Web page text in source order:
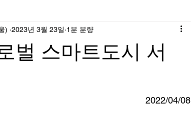
벌 스마트도시 서
) 2023년 3월 23일 1분 분량
2022/04/08